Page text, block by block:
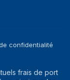
confidentialité
frais de port